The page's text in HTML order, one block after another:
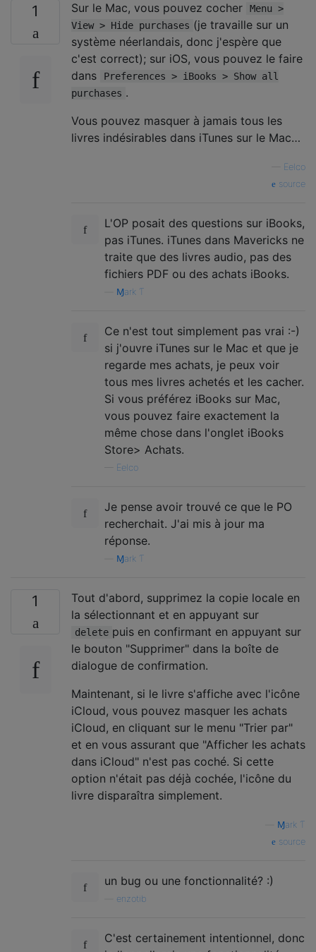
1 Sur le Mac, vous pouvez cocher
Menu >
View > Hide purchases (je travaille sur un
système néerlandais, donc j'espère que
c'est correct); sur iOS, vous pouvez le faire
dans
Preferences > iBooks > Show all
purchases .
Vous pouvez masquer à jamais tous les
livres indésirables dans iTunes sur le Mac…
Eelco
source
L'OP posait des questions sur iBooks,
pas iTunes. iTunes dans Mavericks ne
traite que des livres audio, pas des
fichiers PDF ou des achats iBooks.
Ɱark Ƭ
Ce n'est tout simplement pas vrai :-)
si j'ouvre iTunes sur le Mac et que je
regarde mes achats, je peux voir
tous mes livres achetés et les cacher.
Si vous préférez iBooks sur Mac,
vous pouvez faire exactement la
même chose dans l'onglet iBooks
Store> Achats.
Eelco
Je pense avoir trouvé ce que le PO
recherchait. J'ai mis à jour ma
réponse.
Ɱark Ƭ
1
Tout d'abord, supprimez la copie locale en
la sélectionnant et en appuyant sur
delete puis en confirmant en appuyant sur
le bouton "Supprimer" dans la boîte de
dialogue de confirmation.
Maintenant, si le livre s'affiche avec l'icône
iCloud, vous pouvez masquer les achats
iCloud, en cliquant sur le menu "Trier par"
et en vous assurant que "Afficher les achats
dans iCloud" n'est pas coché. Si cette
option n'était pas déjà cochée, l'icône du
livre disparaîtra simplement.
Ɱark Ƭ
source
un bug ou une fonctionnalité? :)
enzotib
C'est certainement intentionnel, donc